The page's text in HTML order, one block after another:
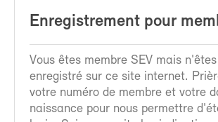
Enregistrement pour
Vous êtes membre SEV mais
enregistré sur ce site internet.
votre numéro de membre et votre
naissance pour nous permettre